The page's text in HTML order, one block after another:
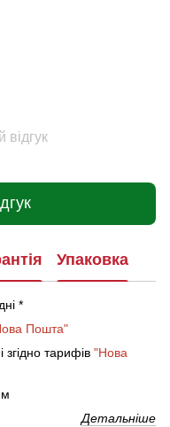
Упаковка
*
Пошта"
згідно тарифів "Нова
Детальніше